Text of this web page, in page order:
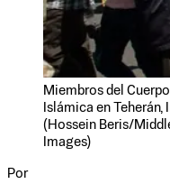
Miembros del
Islámica en Teherán,
(Hossein Beris/
Images)
Por